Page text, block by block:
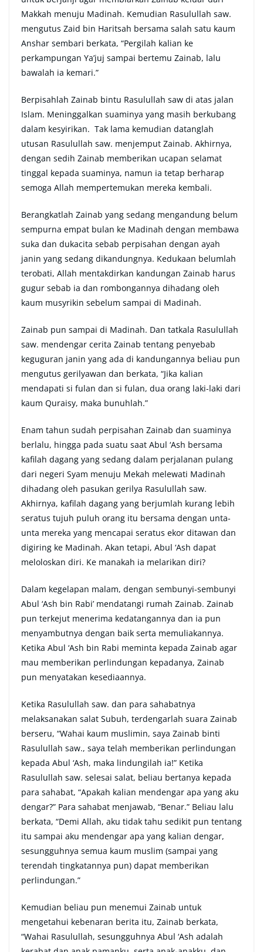
Makkah menuju Madinah. Kemudian Rasulullah saw.
mengutus Zaid bin Haritsah bersama salah satu kaum
Anshar sembari berkata, “Pergilah kalian ke
perkampungan Ya’juj sampai bertemu Zainab, lalu
bawalah ia kemari.”
Berpisahlah Zainab bintu Rasulullah saw di atas jalan
Islam. Meninggalkan suaminya yang masih berkubang
dalam kesyirikan. Tak lama kemudian datanglah
utusan Rasulullah saw. menjemput Zainab. Akhirnya,
dengan sedih Zainab memberikan ucapan selamat
tinggal kepada suaminya, namun ia tetap berharap
semoga Allah mempertemukan mereka kembali.
Berangkatlah Zainab yang sedang mengandung belum
sempurna empat bulan ke Madinah dengan membawa
suka dan dukacita sebab perpisahan dengan ayah
janin yang sedang dikandungnya. Kedukaan belumlah
terobati, Allah mentakdirkan kandungan Zainab harus
gugur sebab ia dan rombongannya dihadang oleh
kaum musyrikin sebelum sampai di Madinah.
Zainab pun sampai di Madinah. Dan tatkala Rasulullah
saw. mendengar cerita Zainab tentang penyebab
keguguran janin yang ada di kandungannya beliau pun
mengutus gerilyawan dan berkata, “Jika kalian
mendapati si fulan dan si fulan, dua orang laki-laki dari
kaum Quraisy, maka bunuhlah.”
Enam tahun sudah perpisahan Zainab dan suaminya
berlalu, hingga pada suatu saat Abul ‘Ash bersama
kafilah dagang yang sedang dalam perjalanan pulang
dari negeri Syam menuju Mekah melewati Madinah
dihadang oleh pasukan gerilya Rasulullah saw.
Akhirnya, kafilah dagang yang berjumlah kurang lebih
seratus tujuh puluh orang itu bersama dengan unta-
unta mereka yang mencapai seratus ekor ditawan dan
digiring ke Madinah. Akan tetapi, Abul ‘Ash dapat
meloloskan diri. Ke manakah ia melarikan diri?
Dalam kegelapan malam, dengan sembunyi-sembunyi
Abul ‘Ash bin Rabi’ mendatangi rumah Zainab. Zainab
pun terkejut menerima kedatangannya dan ia pun
menyambutnya dengan baik serta memuliakannya.
Ketika Abul ‘Ash bin Rabi meminta kepada Zainab agar
mau memberikan perlindungan kepadanya, Zainab
pun menyatakan kesediaannya.
Ketika Rasulullah saw. dan para sahabatnya
melaksanakan salat Subuh, terdengarlah suara Zainab
berseru, “Wahai kaum muslimin, saya Zainab binti
Rasulullah saw., saya telah memberikan perlindungan
kepada Abul ‘Ash, maka lindungilah ia!” Ketika
Rasulullah saw. selesai salat, beliau bertanya kepada
para sahabat, “Apakah kalian mendengar apa yang aku
dengar?” Para sahabat menjawab, “Benar.” Beliau lalu
berkata, “Demi Allah, aku tidak tahu sedikit pun tentang
itu sampai aku mendengar apa yang kalian dengar,
sesungguhnya semua kaum muslim (sampai yang
terendah tingkatannya pun) dapat memberikan
perlindungan.”
Kemudian beliau pun menemui Zainab untuk
mengetahui kebenaran berita itu, Zainab berkata,
“Wahai Rasulullah, sesungguhnya Abul ‘Ash adalah